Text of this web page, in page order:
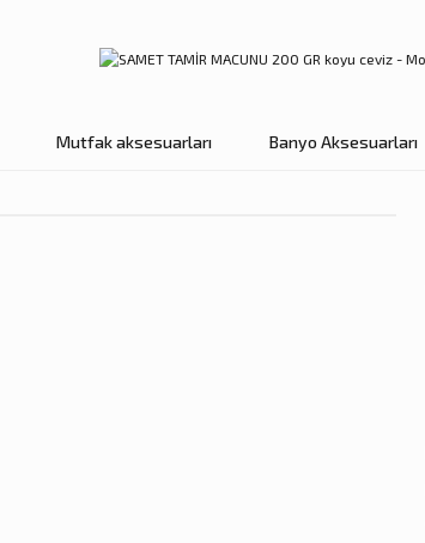
Mutfak aksesuarları Banyo Aksesuarları